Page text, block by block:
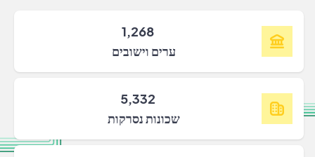
1,268
ערים וישובים
5,332
שכונות נסרקות